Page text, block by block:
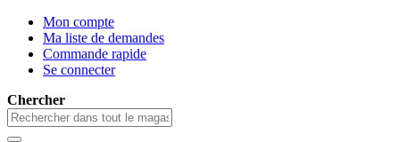
Mon compte
Ma liste de demandes
Commande rapide
Se connecter
Chercher